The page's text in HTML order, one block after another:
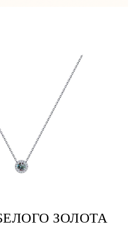
ЗОЛОТА